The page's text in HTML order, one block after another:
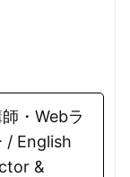
・Webラ
/ English
&